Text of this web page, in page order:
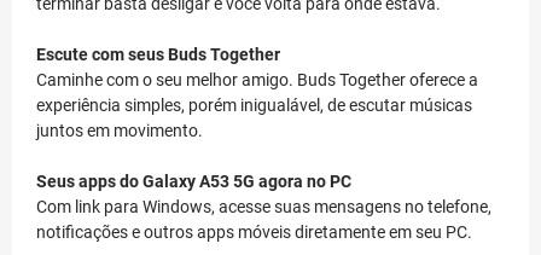
Escute com seus Buds Together
Caminhe com o seu melhor amigo. Buds Together oferece a
experiência simples, porém inigualável, de escutar músicas
juntos em movimento.
Seus apps do Galaxy A53 5G agora no PC
Com link para Windows, acesse suas mensagens no telefone,
notificações e outros apps móveis diretamente em seu PC.